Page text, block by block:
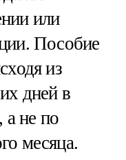
или
Пособие
из
дней в
а не по
месяца.